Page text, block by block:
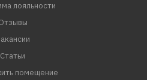
лояльности
Статьи
помещение